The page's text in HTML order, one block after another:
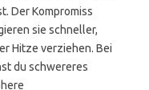
Der Kompromiss
sie schneller,
Hitze verziehen. Bei
du schwereres